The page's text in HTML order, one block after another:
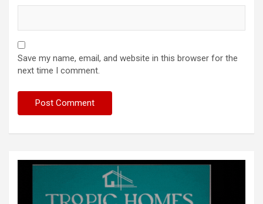
Save my name, email, and website in this browser for the
next time I comment.